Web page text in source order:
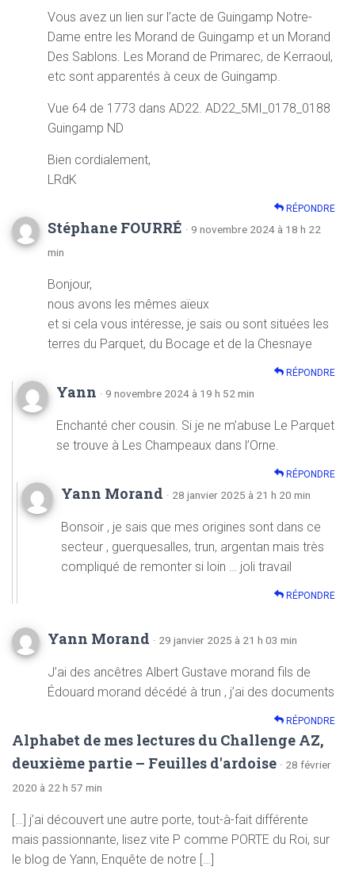
Vous avez un lien sur l’acte de Guingamp Notre-
Dame entre les Morand de Guingamp et un Morand
Des Sablons. Les Morand de Primarec, de Kerraoul,
etc sont apparentés à ceux de Guingamp.
Vue 64 de 1773 dans AD22. AD22_5MI_0178_0188
Guingamp ND
Bien cordialement,
LRdK
RÉPONDRE
Stéphane FOURRÉ · 9 novembre 2024 à 18 h 22
min
Bonjour,
nous avons les mêmes aïeux
et si cela vous intéresse, je sais ou sont situées les
terres du Parquet, du Bocage et de la Chesnaye
RÉPONDRE
Yann · 9 novembre 2024 à 19 h 52 min
Enchanté cher cousin. Si je ne m’abuse Le Parquet
se trouve à Les Champeaux dans l’Orne.
RÉPONDRE
Yann Morand · 28 janvier 2025 à 21 h 20 min
Bonsoir , je sais que mes origines sont dans ce
secteur , guerquesalles, trun, argentan mais très
compliqué de remonter si loin … joli travail
RÉPONDRE
Yann Morand · 29 janvier 2025 à 21 h 03 min
J’ai des ancêtres Albert Gustave morand fils de
Édouard morand décédé à trun , j’ai des documents
RÉPONDRE
Alphabet de mes lectures du Challenge AZ,
deuxième partie – Feuilles d'ardoise · 28 février
2020 à 22 h 57 min
[…] j’ai découvert une autre porte, tout-à-fait différente
mais passionnante, lisez vite P comme PORTE du Roi, sur
le blog de Yann, Enquête de notre […]